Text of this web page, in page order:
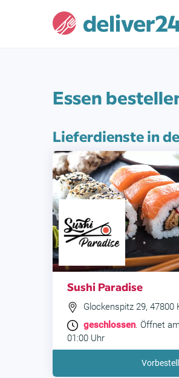
Essen
Lieferdienste in
Sushi Paradise
Glockenspitz 29, 47800
geschlossen. Öffnet
01:00 Uhr